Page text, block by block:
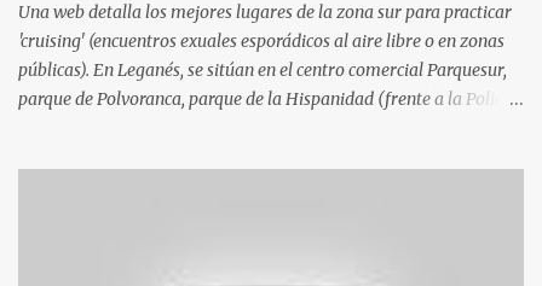
Una web detalla los mejores lugares de la zona sur para practicar
'cruising' (encuentros exuales esporádicos al aire libre o en zonas
públicas). En Leganés, se sitúan en el centro comercial Parquesur,
parque de Polvoranca, parque de la Hispanidad (frente a la Policía